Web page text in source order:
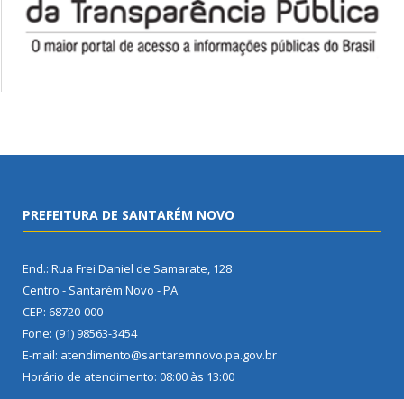
PREFEITURA DE SANTARÉM NOVO
End.: Rua Frei Daniel de Samarate, 128
Centro - Santarém Novo - PA
CEP: 68720-000
Fone: (91) 98563-3454
E-mail: atendimento@santaremnovo.pa.gov.br
Horário de atendimento: 08:00 às 13:00